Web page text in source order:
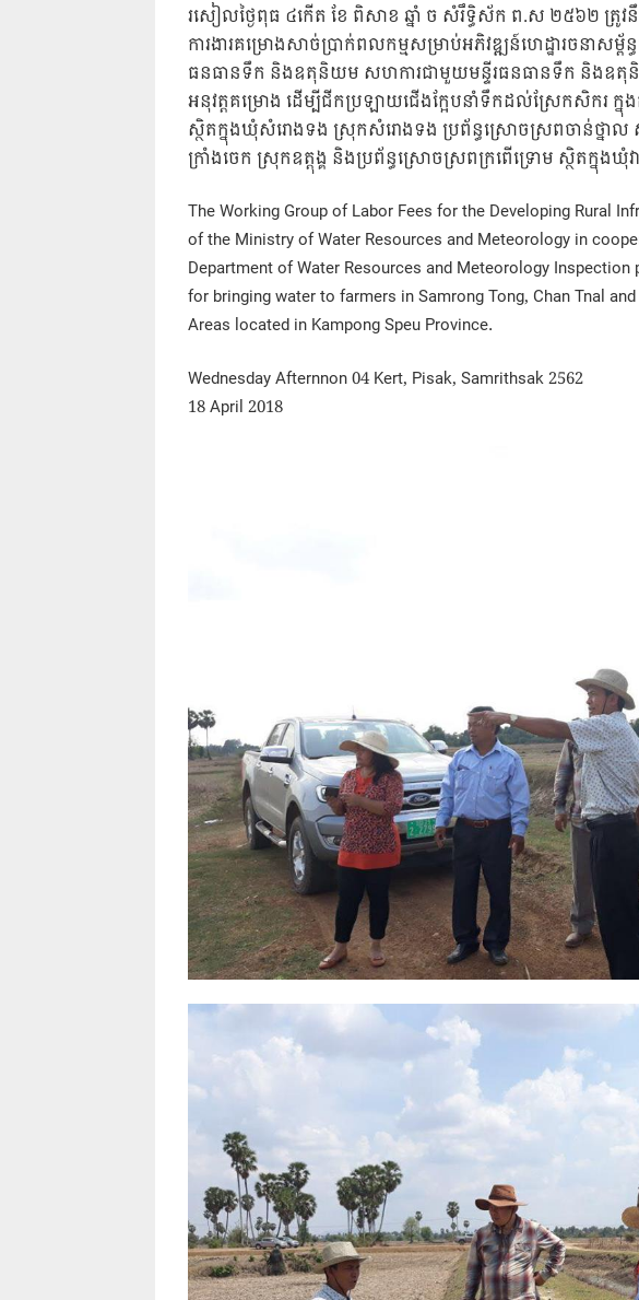
រសៀលថ្ងៃពុធ ៤កើត ខែ ពិសាខ ឆ្នាំ ច សំរឹទ្ធិស័ក ព.ស ២៥៦២ ត្រូវនឹ
ការងារគម្រោងសាច់ប្រាក់ពលកម្មសម្រាប់អភិវឌ្ឍន៍ហេដ្ឋារចនាសម្
ធនធានទឹក និងឧតុនិយម សហការជាមួយមន្ទីរធនធានទឹក និងឧតុនិ
អនុវត្តគម្រោង ដើម្បីជីកប្រឡាយជើងក្អែបនាំទឹកដល់ស្រែកសិករ ក្
ស្ថិតក្នុងឃុំសំរោងទង ស្រុកសំរោងទង ប្រព័ន្ធស្រោចស្រពចាន់ថ្នា
ក្រាំងចេក ស្រុកឧត្តុង្គ និងប្រព័ន្ធស្រោចស្រពក្រពើទ្រោម ស្ថិតក្នុងឃុំ
The Working Group of Labor Fees for the Developing Rural
of the Ministry of Water Resources and Meteorology in
Department of Water Resources and Meteorology
for bringing water to farmers in Samrong Tong, Chan Tnal
Areas located in Kampong Speu Province.
Wednesday Afternnon 04 Kert, Pisak, Samrithsak 2562
18 April 2018